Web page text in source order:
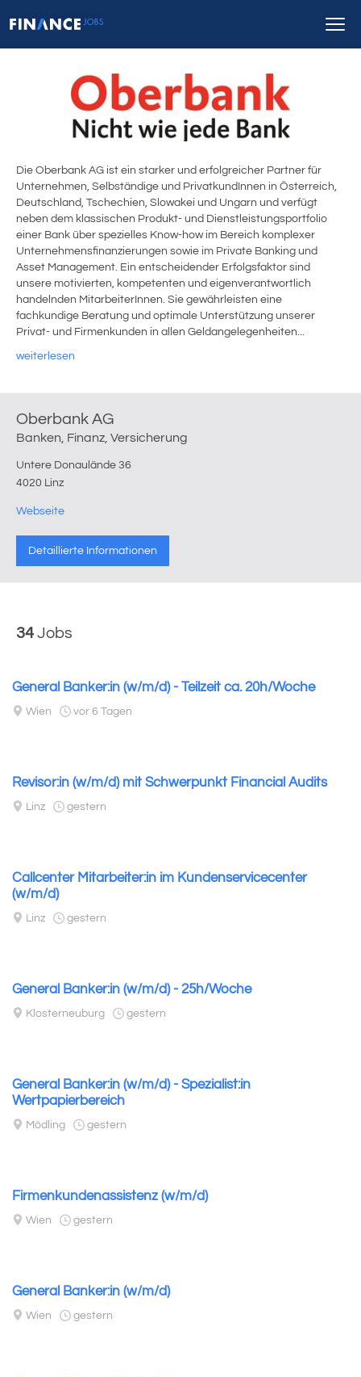
Die Oberbank AG ist ein starker und erfolgreicher Partner für
Unternehmen, Selbständige und PrivatkundInnen in Österreich,
Deutschland, Tschechien, Slowakei und Ungarn und verfügt
neben dem klassischen Produkt- und Dienstleistungsportfolio
einer Bank über spezielles Know-how im Bereich komplexer
Unternehmensfinanzierungen sowie im Private Banking und
Asset Management. Ein entscheidender Erfolgsfaktor sind
unsere motivierten, kompetenten und eigenverantwortlich
handelnden MitarbeiterInnen. Sie gewährleisten eine
fachkundige Beratung und optimale Unterstützung unserer
Privat- und Firmenkunden in allen Geldangelegenheiten...
weiterlesen
Oberbank AG
Banken, Finanz, Versicherung
Untere Donaulände 36
4020 Linz
Webseite
Detaillierte Informationen
34 Jobs
General Banker:in (w/m/d) - Teilzeit ca. 20h/Woche
Wien vor 6 Tagen
Revisor:in (w/m/d) mit Schwerpunkt Financial Audits
Linz gestern
Callcenter Mitarbeiter:in im Kundenservicecenter
(w/m/d)
Linz gestern
General Banker:in (w/m/d) - 25h/Woche
Klosterneuburg gestern
General Banker:in (w/m/d) - Spezialist:in
Wertpapierbereich
Mödling gestern
Firmenkundenassistenz (w/m/d)
Wien gestern
General Banker:in (w/m/d)
Wien gestern